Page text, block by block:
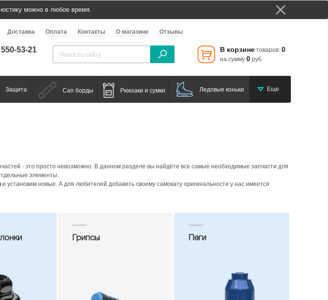
можно в любое время.
Доставка Оплата Контакты О магазине Отзывы
В корзине товаров: 0
на сумму 0 руб.
550-53-21
Защита Сап борды Рюкзаки и сумки Ледовые коньки Еще
- это просто невозможно. В данном разделе вы найдёте все самые необходимые запчасти для
элементы.
и установим новые. А для любителей добавить своему самокату оригинальности у нас имеется
Грипсы Пеги